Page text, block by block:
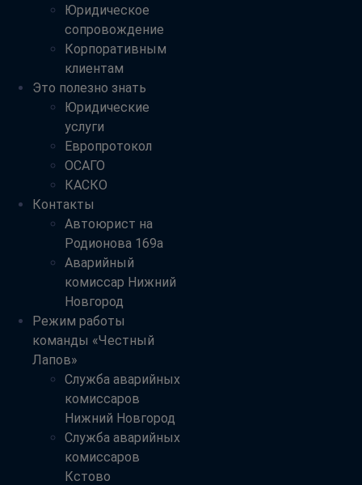
Юридическое
сопровождение
Корпоративным
клиентам
Это полезно знать
Юридические
услуги
Европротокол
ОСАГО
КАСКО
Контакты
Автоюрист на
Родионова 169а
Аварийный
комиссар Нижний
Новгород
Режим работы
команды «Честный
Лапов»
Служба аварийных
комиссаров
Нижний Новгород
Служба аварийных
комиссаров
Кстово